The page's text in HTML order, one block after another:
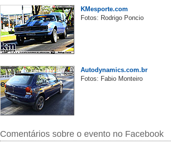
KMesporte.com
Fotos: Rodrigo Poncio
Autodynamics.com.br
Fotos: Fabio Monteiro
Comentários sobre o evento no Facebook